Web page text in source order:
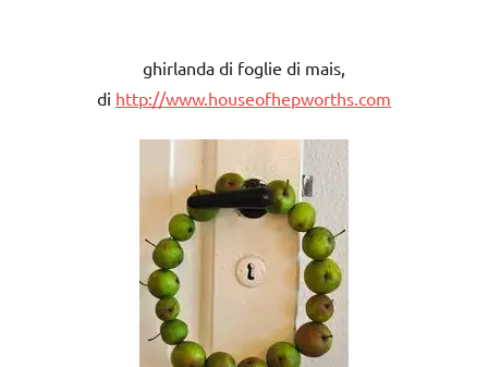
ghirlanda di foglie di mais,
di http://www.houseofhepworths.com